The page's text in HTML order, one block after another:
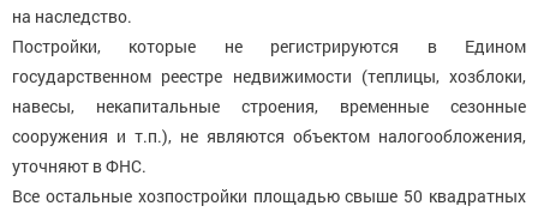
на наследство.
Постройки, которые не регистрируются в Едином
государственном реестре недвижимости (теплицы, хозблоки,
навесы, некапитальные строения, временные сезонные
сооружения и т.п.), не являются объектом налогообложения,
уточняют в ФНС.
Все остальные хозпостройки площадью свыше 50 квадратных